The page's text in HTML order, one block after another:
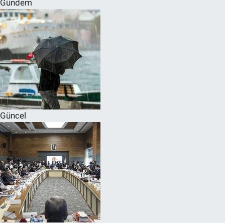
Gündem
Güncel
SPOR
RESMİ İLANLAR